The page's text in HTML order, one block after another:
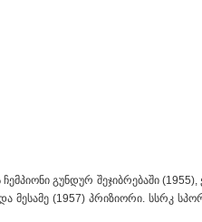
გუნდურ შეჯიბრებაში (1955),
მესამე (1957) პრიზიორი. სსრკ